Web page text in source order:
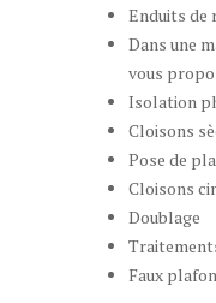
Enduits de
Dans une
vous
Isolation
Cloisons
Pose de
Cloisons
Doublage
Faux